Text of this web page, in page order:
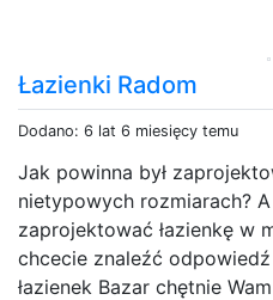
Łazienki Radom
Dodano: 6 lat 6 miesięcy temu
Jak powinna był
nietypowych rozmiarach?
zaprojektować łazienkę w
chcecie znaleźć
łazienek Bazar chętnie